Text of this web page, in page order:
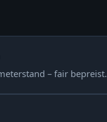
– fair bepreist.